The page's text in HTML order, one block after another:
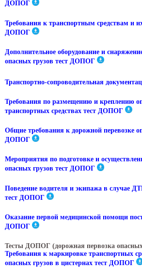
ДОПОГ
Требования к транспортным средствам и
ДОПОГ
Дополнительное оборудование и
опасных грузов тест ДОПОГ
Транспортно-сопроводительная
Требования по размещению и креплению
транспортных средствах тест ДОПОГ
Общие требования к дорожной перевозке
ДОПОГ
Мероприятия по подготовке и
опасных грузов тест ДОПОГ
Поведение водителя и экипажа в случае
тест ДОПОГ
Оказание первой медицинской помощи
ДОПОГ
Тесты ДОПОГ (дорожная первозка
Требования к маркировке транспортных
опасных грузов в цистернах тест ДОПОГ